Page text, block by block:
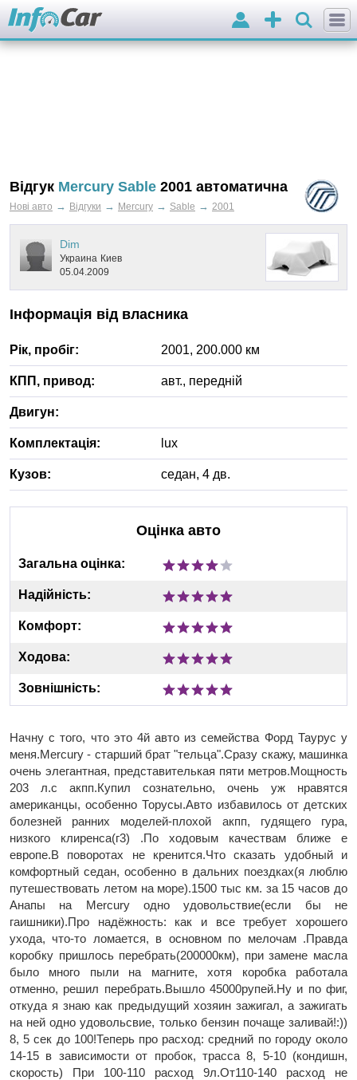
Додати
оголошення
Вхід
Відгук Mercury Sable 2001 автоматична
Нові авто → Відгуки → Mercury → Sable → 2001
Dim
Украина Киев
05.04.2009
Інформація від власника
Рік, пробіг: 2001, 200.000 км
КПП, привод: авт., передній
Двигун:
Комплектація: lux
Кузов: седан, 4 дв.
Оцінка авто
Загальна оцінка:
Надійність:
Комфорт:
Ходова:
Зовнішність:
Начну с того, что это 4й авто из семейства Форд Таурус у
меня.Mercury - старший брат "тельца".Сразу скажу, машинка
очень элегантная, представителькая пяти метров.Мощность
203 л.с акпп.Купил сознательно, очень уж нравятся
американцы, особенно Торусы.Авто избавилось от детских
болезней ранних моделей-плохой акпп, гудящего гура,
низкого клиренса(г3) .По ходовым качествам ближе е
европе.В поворотах не кренится.Что сказать удобный и
комфортный седан, особенно в дальних поездках(я люблю
путешествовать летом на море).1500 тыс км. за 15 часов до
Анапы на Mercury одно удовольствие(если бы не
гаишники).Про надёжность: как и все требует хорошего
ухода, что-то ломается, в основном по мелочам .Правда
коробку пришлось перебрать(200000км), при замене масла
было много пыли на магните, хотя коробка работала
отменно, решил перебрать.Вышло 45000рупей.Ну и по фиг,
откуда я знаю как предыдущий хозяин зажигал, а зажигать
на ней одно удовольсвие, только бензин почаще заливай!:))
8, 5 сек до 100!Теперь про расход: средний по городу около
14-15 в зависимости от пробок, трасса 8, 5-10 (кондишн,
скорость) При 100-110 расход 9л.От110-140 расход не